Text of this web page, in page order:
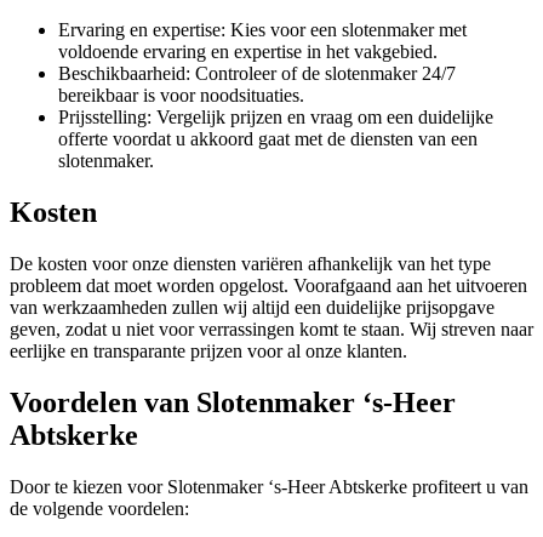
Ervaring en expertise: Kies voor een slotenmaker met
voldoende ervaring en expertise in het vakgebied.
Beschikbaarheid: Controleer of de slotenmaker 24/7
bereikbaar is voor noodsituaties.
Prijsstelling: Vergelijk prijzen en vraag om een duidelijke
offerte voordat u akkoord gaat met de diensten van een
slotenmaker.
Kosten
De kosten voor onze diensten variëren afhankelijk van het type
probleem dat moet worden opgelost. Voorafgaand aan het uitvoeren
van werkzaamheden zullen wij altijd een duidelijke prijsopgave
geven, zodat u niet voor verrassingen komt te staan. Wij streven naar
eerlijke en transparante prijzen voor al onze klanten.
Voordelen van Slotenmaker ‘s-Heer
Abtskerke
Door te kiezen voor Slotenmaker ‘s-Heer Abtskerke profiteert u van
de volgende voordelen: